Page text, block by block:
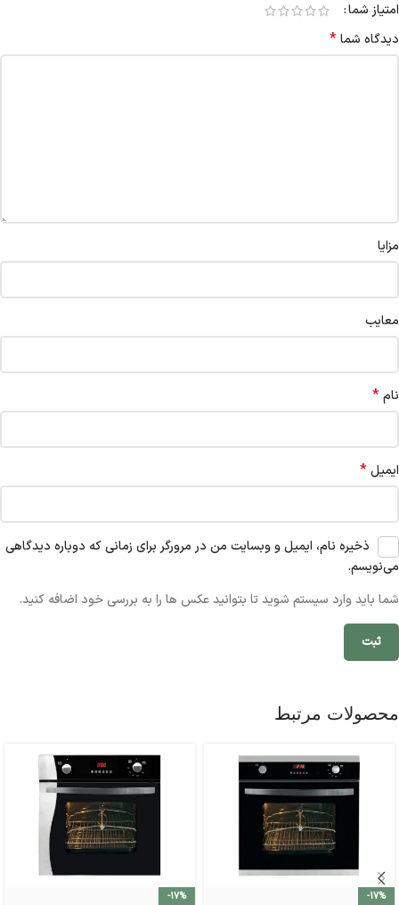
امتیاز شما
دیدگاه شما*
مزایا
معایب
نام*
ایمیل*
ذخیره نام، ایمیل و وبسایت من در مرورگر برای زمانی که دوباره دیدگاهی
می‌نویسم.
شما باید وارد سیستم شوید تا بتوانید عکس ها را به بررسی خود اضافه کنید.
محصولات مرتبط
-17%
-17%